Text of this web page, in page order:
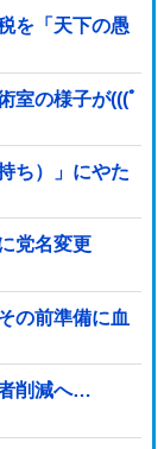
を「天下の愚
室の様子が(((ﾟ
ち）」にやた
党名変更
の前準備に血
削減へ…